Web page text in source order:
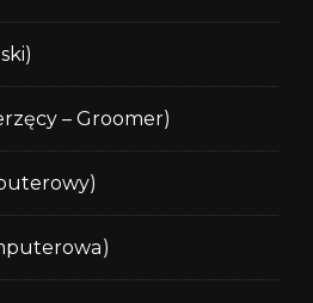
– Groomer)